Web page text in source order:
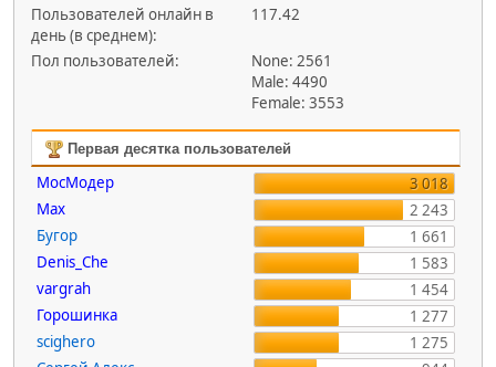
Пользователей онлайн в
день (в среднем):
117.42
Пол пользователей:
None: 2561
Male: 4490
Female: 3553
Первая десятка пользователей
МосМодер
3 018
Max
2 243
Бугор
1 661
Denis_Che
1 583
vargrah
1 454
Горошинка
1 277
scighero
1 275